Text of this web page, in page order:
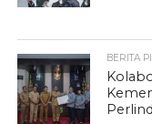
BERITA